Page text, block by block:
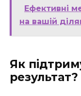
Ефективні
на вашій
Як
результат?